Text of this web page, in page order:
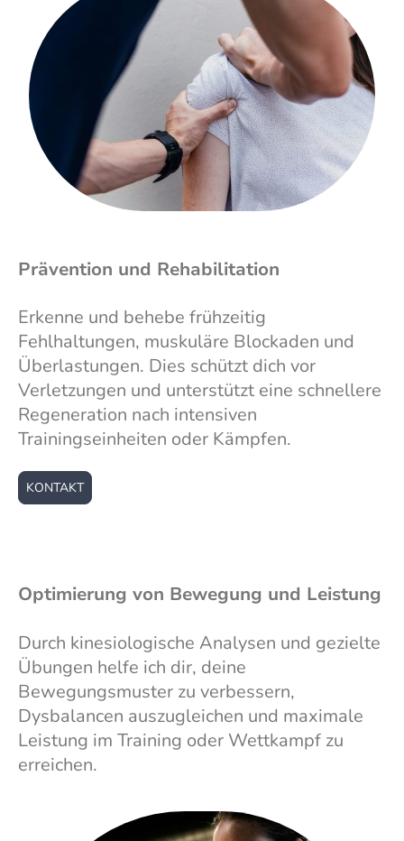
Prävention und Rehabilitation
Erkenne und behebe frühzeitig
Fehlhaltungen, muskuläre Blockaden und
Überlastungen. Dies schützt dich vor
Verletzungen und unterstützt eine schnellere
Regeneration nach intensiven
Trainingseinheiten oder Kämpfen.
KONTAKT
Optimierung von Bewegung und Leistung
Durch kinesiologische Analysen und gezielte
Übungen helfe ich dir, deine
Bewegungsmuster zu verbessern,
Dysbalancen auszugleichen und maximale
Leistung im Training oder Wettkampf zu
erreichen.